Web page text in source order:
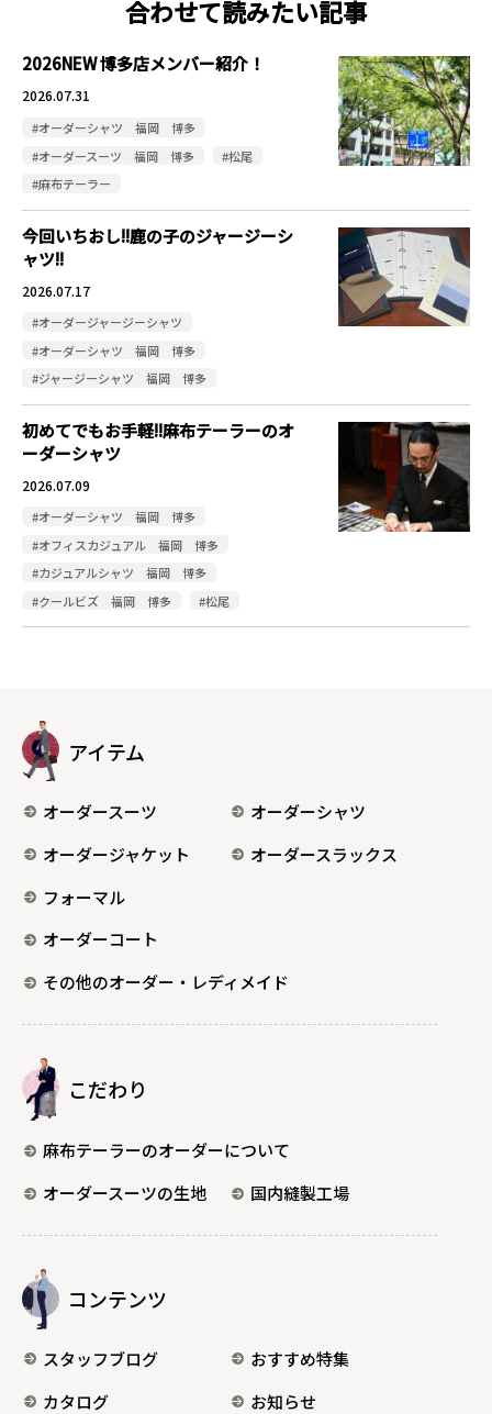
合わせて読みたい記事
2026NEW 博多店メンバー紹介！
2026.07.31
#オーダーシャツ 福岡 博多
#オーダースーツ 福岡 博多
#松尾
#麻布テーラー
今回いちおし!!鹿の子のジャージーシ
ャツ!!
2026.07.17
#オーダージャージーシャツ
#オーダーシャツ 福岡 博多
#ジャージーシャツ 福岡 博多
初めてでもお手軽!!麻布テーラーのオ
ーダーシャツ
2026.07.09
#オーダーシャツ 福岡 博多
#オフィスカジュアル 福岡 博多
#カジュアルシャツ 福岡 博多
#クールビズ 福岡 博多
#松尾
アイテム
オーダースーツ
オーダーシャツ
オーダージャケット
オーダースラックス
フォーマル
オーダーコート
その他のオーダー・レディメイド
こだわり
麻布テーラーのオーダーについて
オーダースーツの生地
国内縫製工場
コンテンツ
スタッフブログ
おすすめ特集
カタログ
お知らせ